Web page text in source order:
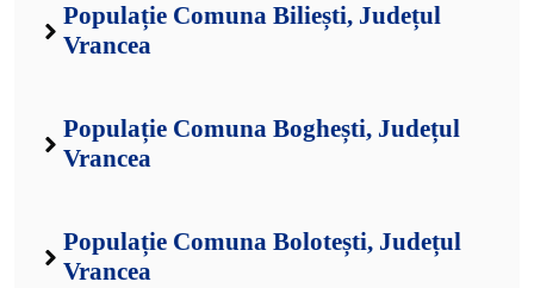
Populație Comuna Biliești, Județul
Vrancea
Populație Comuna Boghești, Județul
Vrancea
Populație Comuna Bolotești, Județul
Vrancea